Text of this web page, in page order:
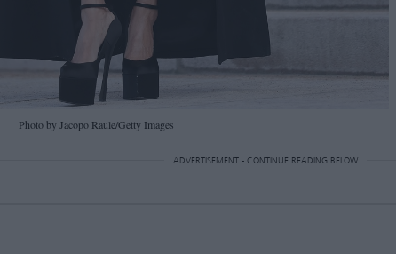
Photo by Jacopo Raule/Getty Images
ADVERTISEMENT - CONTINUE READING BELOW